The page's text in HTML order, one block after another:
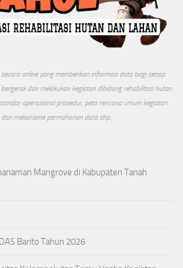
online yang memberikan informasi data bagi setiap
dan melakukan kegiatan dibidang rehabilitasi hutan
operasional prosedur, peta rencana umum kegiatan
dan mekanisme permohonan data shp.
Mangrove di Kabupaten Tanah
Barito Tahun 2026